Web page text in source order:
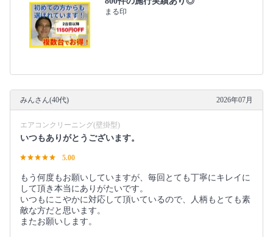
まる印
みんさん(40代) 2026年07月
エアコンクリーニング(壁掛型)
いつもありがとうございます。
5.00
もう何度もお願いしていますが、毎回とても丁寧にキレイに
して頂き本当にありがたいです。
いつもにこやかに対応して頂いているので、人柄もとても素
敵な方だと思います。
またお願いします。